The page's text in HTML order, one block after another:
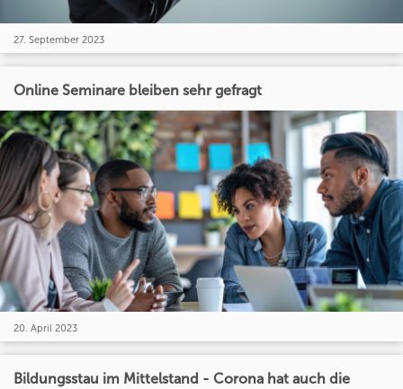
27. September 2023
Online Seminare bleiben sehr gefragt
20. April 2023
Bildungsstau im Mittelstand - Corona hat auch die